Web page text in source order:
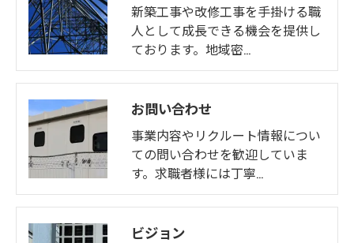
新築工事や改修工事を手掛ける職
人として成長できる機会を提供し
ております。地域密…
お問い合わせ
事業内容やリクルート情報につい
ての問い合わせを歓迎していま
す。求職者様には丁寧…
ビジョン